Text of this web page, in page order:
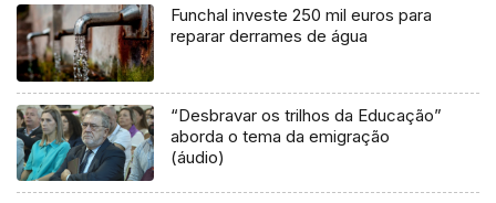
Funchal investe 250 mil euros para
reparar derrames de água
“Desbravar os trilhos da Educação”
aborda o tema da emigração
(áudio)